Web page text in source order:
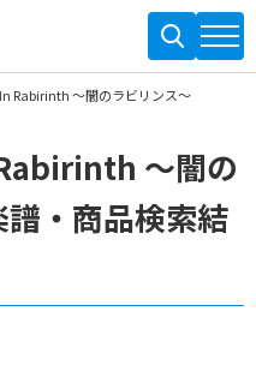
Rabirinth ～闇のラビリンス～
～闇の
・商品検索結